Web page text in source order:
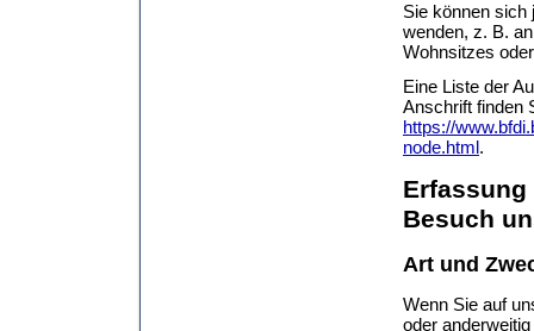
Sie können sich
wenden, z. B.
Wohnsitzes
Eine Liste der
Anschrift finden
https://
node.html.
Besuch
Art und
Wenn Sie auf
oder